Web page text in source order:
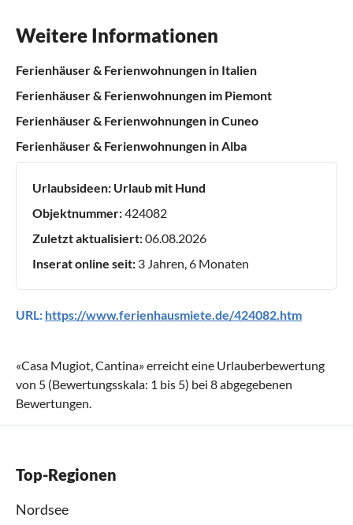
Weitere Informationen
Ferienhäuser & Ferienwohnungen in Italien
Ferienhäuser & Ferienwohnungen im Piemont
Ferienhäuser & Ferienwohnungen in Cuneo
Ferienhäuser & Ferienwohnungen in Alba
Urlaubsideen: Urlaub mit Hund
Objektnummer:424082
Zuletzt aktualisiert:06.08.2026
Inserat online seit: 3 Jahren, 6 Monaten
URL: https://www.ferienhausmiete.de/424082.htm
«Casa Mugiot, Cantina» erreicht eine Urlauberbewertung
von 5 (Bewertungsskala: 1 bis 5) bei 8abgegebenen
Bewertungen.
Top-Regionen
Nordsee